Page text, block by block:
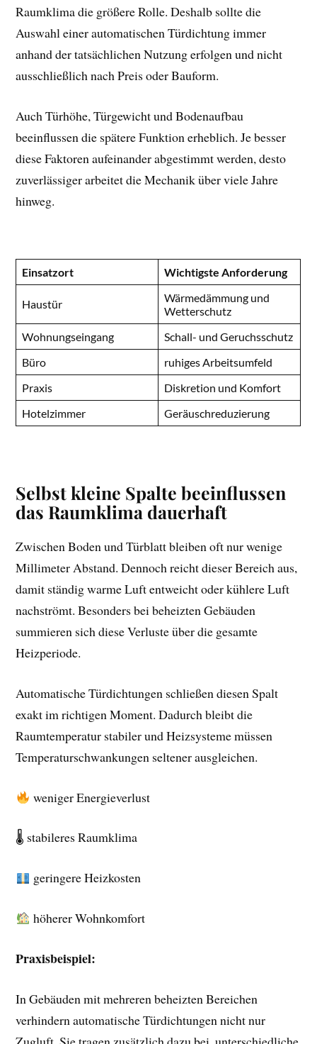
Raumklima die größere Rolle. Deshalb sollte die
Auswahl einer automatischen Türdichtung immer
anhand der tatsächlichen Nutzung erfolgen und nicht
ausschließlich nach Preis oder Bauform.
Auch Türhöhe, Türgewicht und Bodenaufbau
beeinflussen die spätere Funktion erheblich. Je besser
diese Faktoren aufeinander abgestimmt werden, desto
zuverlässiger arbeitet die Mechanik über viele Jahre
hinweg.
Einsatzort Wichtigste Anforderung
Haustür
Wärmedämmung und
Wetterschutz
Wohnungseingang
Schall- und Geruchsschutz
Büro
ruhiges Arbeitsumfeld
Praxis
Diskretion und Komfort
Hotelzimmer
Geräuschreduzierung
Selbst kleine Spalte beeinflussen
das Raumklima dauerhaft
Zwischen Boden und Türblatt bleiben oft nur wenige
Millimeter Abstand. Dennoch reicht dieser Bereich aus,
damit ständig warme Luft entweicht oder kühlere Luft
nachströmt. Besonders bei beheizten Gebäuden
summieren sich diese Verluste über die gesamte
Heizperiode.
Automatische Türdichtungen schließen diesen Spalt
exakt im richtigen Moment. Dadurch bleibt die
Raumtemperatur stabiler und Heizsysteme müssen
Temperaturschwankungen seltener ausgleichen.
weniger Energieverlust
🌡 stabileres Raumklima
geringere Heizkosten
höherer Wohnkomfort
Praxisbeispiel:
In Gebäuden mit mehreren beheizten Bereichen
verhindern automatische Türdichtungen nicht nur